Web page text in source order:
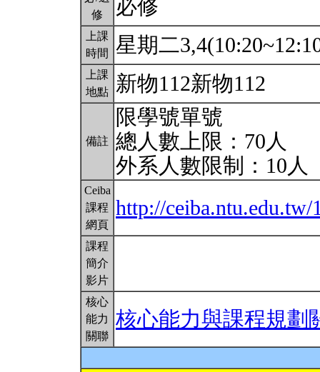
修
必修
上課
時間
星期二
上課
地點
新物112新物112
備註
限學號單號
總人數上限：70人
外系人數限制：10人
Ceiba
課程
網頁
http://ceiba.ntu.edu.tw/
課程
簡介
影片
核心
能力
關聯
核心能力與課程規劃